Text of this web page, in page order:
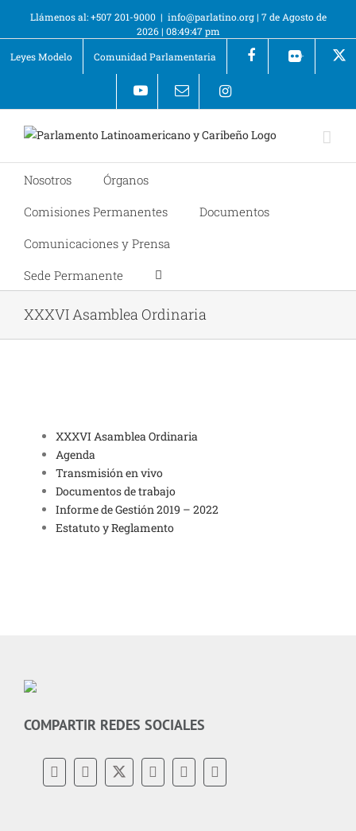
Llámenos al: +507 201-9000 | info@parlatino.org| 7 de Agosto de
2026 | 08:49:47 pm
Leyes Modelo
Comunidad Parlamentaria +
Nosotros
Órganos
Comisiones Permanentes
Documentos
Comunicaciones y Prensa
Sede Permanente
XXXVI Asamblea Ordinaria
XXXVI Asamblea Ordinaria
Agenda
Transmisión en vivo
Documentos de trabajo
Informe de Gestión 2019 – 2022
Estatuto y Reglamento
COMPARTIR REDES SOCIALES